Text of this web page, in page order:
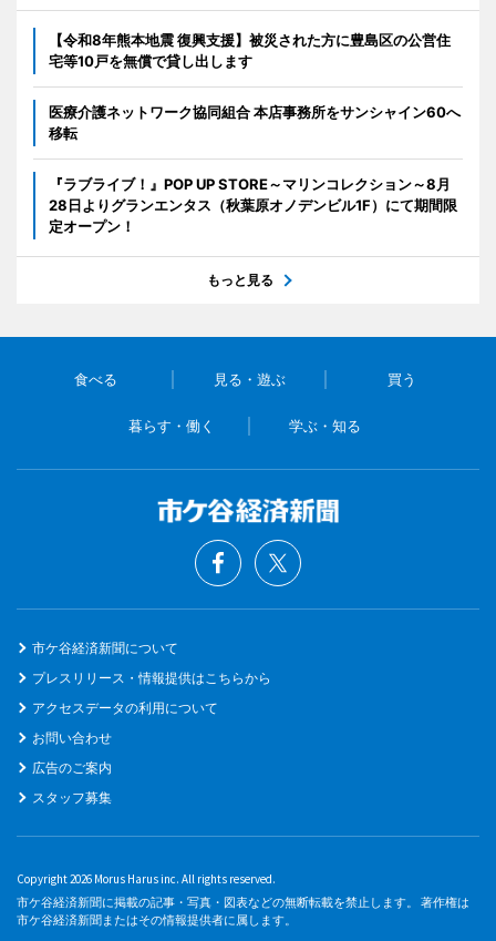
【令和8年熊本地震 復興支援】被災された方に豊島区の公営住
宅等10戸を無償で貸し出します
医療介護ネットワーク協同組合 本店事務所をサンシャイン60へ
移転
『ラブライブ！』POP UP STORE～マリンコレクション～8月
28日よりグランエンタス（秋葉原オノデンビル1F）にて期間限
定オープン！
もっと見る
食べる 見る・遊ぶ 買う
暮らす・働く 学ぶ・知る
市ケ谷経済新聞について
プレスリリース・情報提供はこちらから
アクセスデータの利用について
お問い合わせ
広告のご案内
スタッフ募集
Copyright 2026 Morus Harus inc. All rights reserved.
市ケ谷経済新聞に掲載の記事・写真・図表などの無断転載を禁止します。 著作権は
市ケ谷経済新聞またはその情報提供者に属します。